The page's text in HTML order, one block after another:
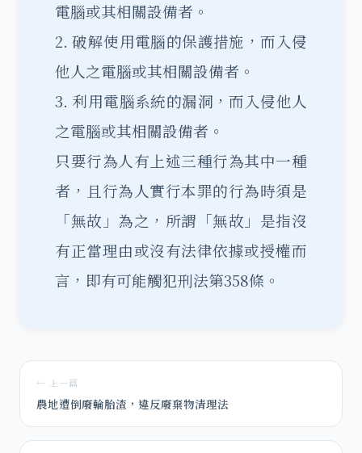
電腦或其相關設備者。
2. 破解使用電腦的保護措施，而入侵
他人之電腦或其相關設備者。
3. 利用電腦系統的漏洞，而入侵他人
之電腦或其相關設備者。
只要行為人有上述三種行為其中一種
者，且行為人實行本罪的行為時須是
「無故」為之，所謂「無故」是指沒
有正當理由或沒有法律依據或授權而
言，即有可能觸犯刑法第358條。
← 上一篇
農地遭倒廢輪胎渣，違反廢棄物清理法